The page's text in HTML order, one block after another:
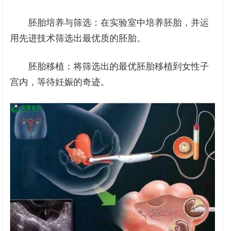
胚胎培养与筛选：在实验室中培养胚胎，并运
用先进技术筛选出最优质的胚胎。
胚胎移植：将筛选出的最优胚胎移植到女性子
宫内，等待妊娠的奇迹。